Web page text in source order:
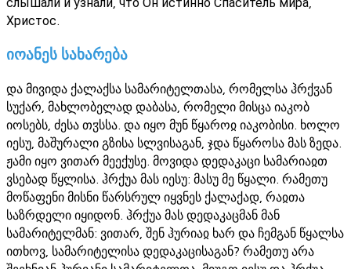
Христос.
იოანეს სახარება
და მივიდა ქალაქსა სამარიტელთასა, რომელსა ჰრქჳან
სუქარ, მახლობელად დაბასა, რომელი მისცა იაკობ
იოსებს, ძესა თჳსსა. და იყო მუნ წყაროჲ იაკობისი. ხოლო
იესუ, მაშურალი გზისა სლვისაგან, ჯდა წყაროსა მას ზედა.
ჟამი იყო ვითარ მეექუსე. მოვიდა დედაკაცი სამარიაჲთ
ვსებად წყლისა. ჰრქუა მას იესუ: მასუ მე წყალი. რამეთუ
მოწაფენი მისნი წარსრულ იყვნეს ქალაქად, რაჲთა
საზრდელი იყიდონ. ჰრქუა მას დედაკაცმან მან
სამარიტელმან: ვითარ, შენ ჰურიაჲ ხარ და ჩემგან წყალსა
ითხოვ, სამარიტელისა დედაკაცისაგან? რამეთუ არა